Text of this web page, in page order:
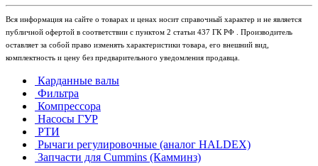
Вся информация на сайте о товарах и ценах носит справочный характер и не является
публичной офертой в соответствии с пунктом 2 статьи 437 ГК РФ . Производитель
оставляет за собой право изменять характеристики товара, его внешний вид,
комплектность и цену без предварительного уведомления продавца.
Карданные валы
Фильтра
Компрессора
Насосы ГУР
РТИ
Рычаги регулировочные (аналог HALDEX)
Запчасти для Cummins (Камминз)